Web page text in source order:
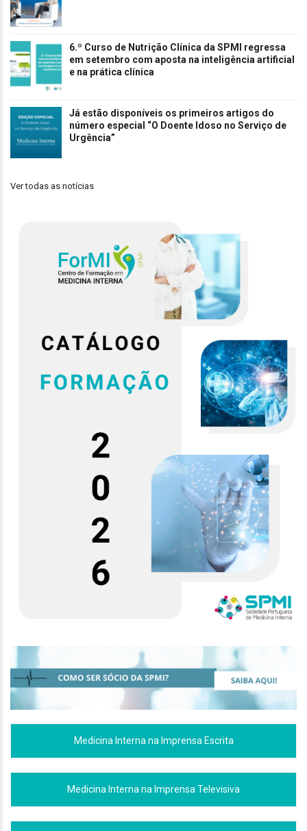
6.º Curso de Nutrição Clínica da SPMI regressa
em setembro com aposta na inteligência artificial
e na prática clínica
Já estão disponíveis os primeiros artigos do
número especial “O Doente Idoso no Serviço de
Urgência”
Ver todas as notícias
Medicina Interna na Imprensa Escrita
Medicina Interna na Imprensa Televisiva